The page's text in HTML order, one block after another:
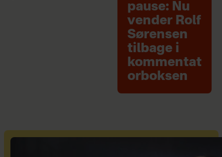
pause: Nu
vender Rolf
Sørensen
tilbage i
kommentat
orboksen